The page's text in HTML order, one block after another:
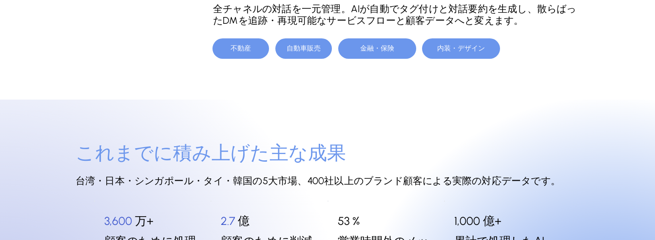
全チャネルの対話を一元管理。AIが自動でタグ付けと対話要約を生成し、散らばっ
たDMを追跡・再現可能なサービスフローと顧客データへと変えます。
不動産 自動車販売 金融・保険 内装・デザイン
これまでに積み上げた主な成果
台湾・日本・シンガポール・タイ・韓国の5大市場、400社以上のブランド顧客による実際の対応データです。
3,600 万+ 2.7億 53 % 1,000億+